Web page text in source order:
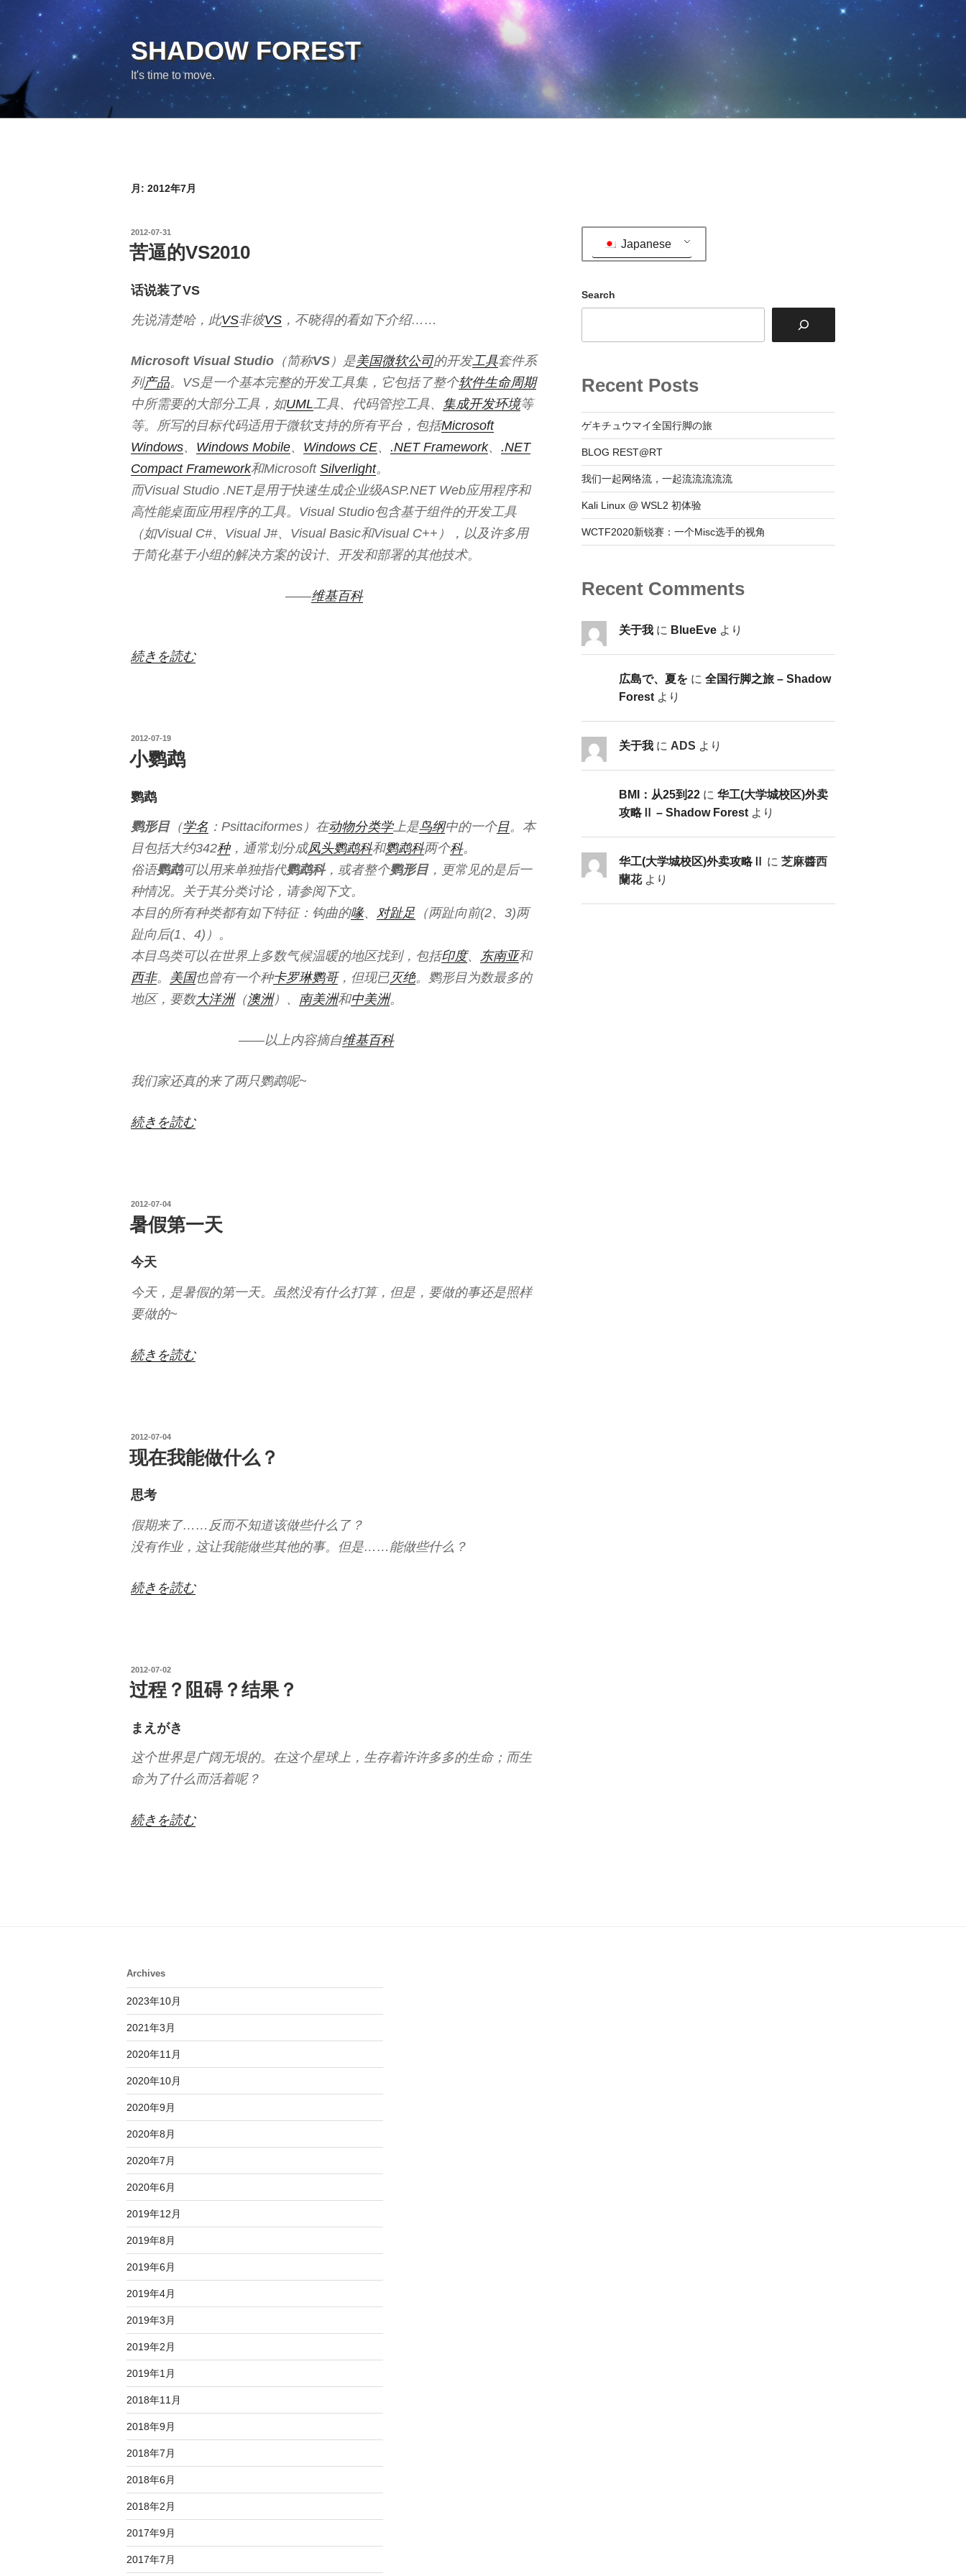
コ
テ
へ
SHADOW FOREST
It's time to move.
月:2012年7月
投
稿
日:
2012-07-31
苦逼的VS2010
话说装了VS
先说清楚哈，此VS非彼VS ，不晓得的看如下介绍……
Microsoft Visual Studio （简称VS ）是美国微软公司的开发工具套件系
列产品。VS是一个基本完整的开发工具集，它包括了整个软件生命周期
中所需要的大部分工具，如UML工具、代码管控工具、 集成开发环境等
等。所写的目标代码适用于微软支持的所有平台，包括Microsoft
Windows、 Windows Mobile、 Windows CE、.NET Framework、.NET
Compact Framework和MicrosoftSilverlight。
而Visual Studio .NET是用于快速生成企业级ASP.NET Web应用程序和
高性能桌面应用程序的工具。Visual Studio包含基于组件的开发工具
（如Visual C#、Visual J#、Visual Basic和Visual C++），以及许多用
于简化基于小组的解决方案的设计、开发和部署的其他技术。
——维基百科
“苦
の
続きを読む
投
稿
日:
2012-07-19
小鹦鹉
鹦鹉
鹦形目 （学名 ：Psittaciformes）在动物分类学上是鸟纲中的一个目。本
目包括大约342种，通常划分成凤头鹦鹉科和鹦鹉科两个科。
俗语鹦鹉可以用来单独指代鹦鹉科，或者整个鹦形目 ，更常见的是后一
种情况。关于其分类讨论，请参阅下文。
本目的所有种类都有如下特征：钩曲的喙、对趾足 （两趾向前(2、3)两
趾向后(1、4)）。
本目鸟类可以在世界上多数气候温暖的地区找到，包括印度、 东南亚和
西非。 美国也曾有一个种卡罗琳鹦哥，但现已 灭绝。鹦形目为数最多的
地区，要数大洋洲（澳洲）、 南美洲和中美洲。
——以上内容摘自维基百科
我们家还真的来了两只鹦鹉呢~
“小
続きを読む
投
稿
日:
2012-07-04
暑假第一天
今天
今天，是暑假的第一天。虽然没有什么打算，但是，要做的事还是照样
要做的~
“暑
天”
の
続きを読む
投
稿
日:
2012-07-04
现在我能做什么？
思考
假期来了……反而不知道该做些什么了？
没有作业，这让我能做些其他的事。但是……能做些什么？
“现
做
什
の
続きを読む
投
稿
日:
2012-07-02
过程？阻碍？结果？
まえがき
这个世界是广阔无垠的。在这个星球上，生存着许许多多的生命；而生
命为了什么而活着呢？
“过
続きを読む
Japanese
Search
Recent Posts
ゲキチュウマイ全国行脚の旅
BLOG REST@RT
我们一起网络流，一起流流流流流
Kali Linux @ WSL2 初体验
WCTF2020新锐赛：一个Misc选手的视角
Recent Comments
关于我 に BlueEve より
広島で、夏を に全国行脚之旅 – Shadow
Forest より
关于我 に ADS より
BMI：从25到22 に华工(大学城校区)外卖
攻略Ⅱ – Shadow Forest より
华工(大学城校区)外卖攻略Ⅱ に芝麻醬西
蘭花より
Archives
2023年10月
2021年3月
2020年11月
2020年10月
2020年9月
2020年8月
2020年7月
2020年6月
2019年12月
2019年8月
2019年6月
2019年4月
2019年3月
2019年2月
2019年1月
2018年11月
2018年9月
2018年7月
2018年6月
2018年2月
2017年9月
2017年7月